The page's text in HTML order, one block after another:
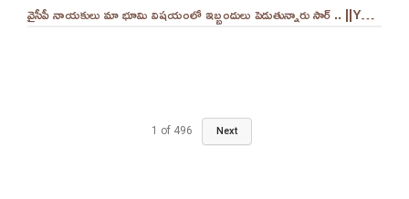
వైసీపీ నాయకులు మా భూమి విషయంలో ఇబ్బందులు పెడుతున్నారు సార్ .. ||YES 9TV
1 of 496 Next